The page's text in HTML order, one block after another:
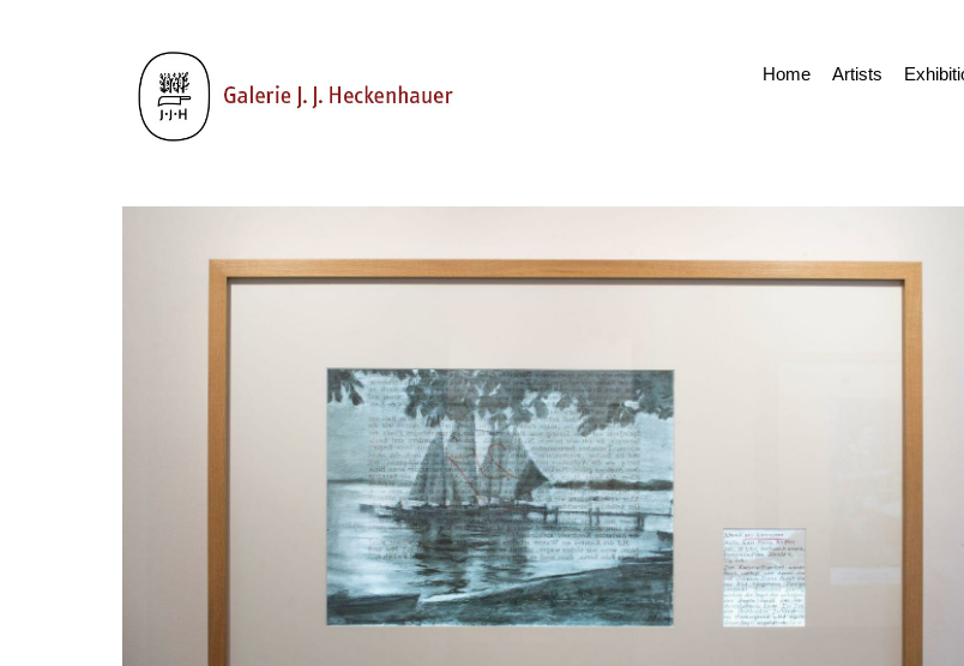
Home Artists